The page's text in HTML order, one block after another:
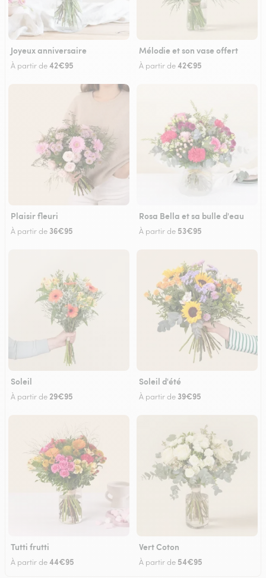
Joyeux anniversaire
À partir de42€95
Mélodie et son vase offert
À partir de42€95
Plaisir fleuri
À partir de 36€95
Rosa Bella et sa bulle d'eau
À partir de 53€95
Soleil
À partir de 29€95
Soleil d'été
À partir de 39€95
Tutti frutti
À partir de44€95
Vert Coton
À partir de 54€95